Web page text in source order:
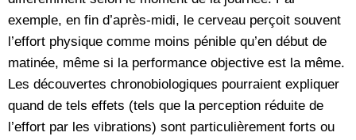
exemple, en fin d’après-midi, le cerveau perçoit souvent
l’effort physique comme moins pénible qu’en début de
matinée, même si la performance objective est la même.
Les découvertes chronobiologiques pourraient expliquer
quand de tels effets (tels que la perception réduite de
l’effort par les vibrations) sont particulièrement forts ou